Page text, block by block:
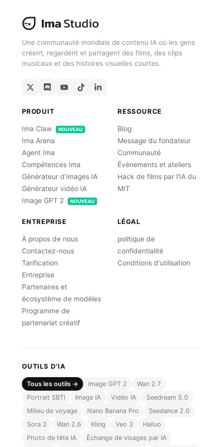
Une communauté mondiale de contenu IA où les gens
créent, regardent et partagent des films, des clips
musicaux et des histoires visuelles courtes.
PRODUIT
Ima Claw NOUVEAU
Ima Arena
Agent Ima
Compétences Ima
Générateur d'images IA
Générateur vidéo IA
Image GPT 2
NOUVEAU
RESSOURCE
Blog
Message du fondateur
Communauté
Événements et ateliers
Hack de films par l'IA du
MIT
ENTREPRISE
À propos de nous
Contactez-nous
Tarification
Entreprise
Partenaires et
écosystème de modèles
Programme de
partenariat créatif
LÉGAL
politique de
confidentialité
Conditions d'utilisation
OUTILS D'IA
Tous les outils → Image GPT 2
Wan 2.7
Portrait SBTI
Image IA Vidéo IA
Seedream 5.0
Milieu de voyage
Nano Banana Pro
Seedance 2.0
Sora 2
Wan 2.6 Kling Veo 3
Hailuo
Photo de tête IA
Échange de visages par IA